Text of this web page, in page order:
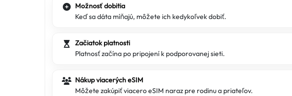
Možnosť dobitia
Keď sa dáta míňajú, môžete ich kedykoľvek dobiť.
Začiatok platnosti
Platnosť začína po pripojení k podporovanej sieti.
Nákup viacerých eSIM
Môžete zakúpiť viacero eSIM naraz pre rodinu a priateľov.